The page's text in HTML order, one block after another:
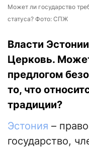
Может ли государство
статуса? Фото: СПЖ
Власти
Церковь.
предлогом
то, что
традиции?
Эстония –
государство,